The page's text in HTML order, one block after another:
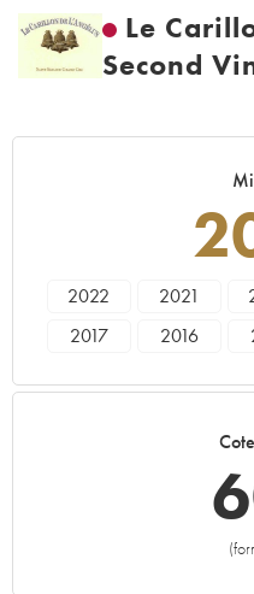
Le
Second
2022 2021
2017
2016